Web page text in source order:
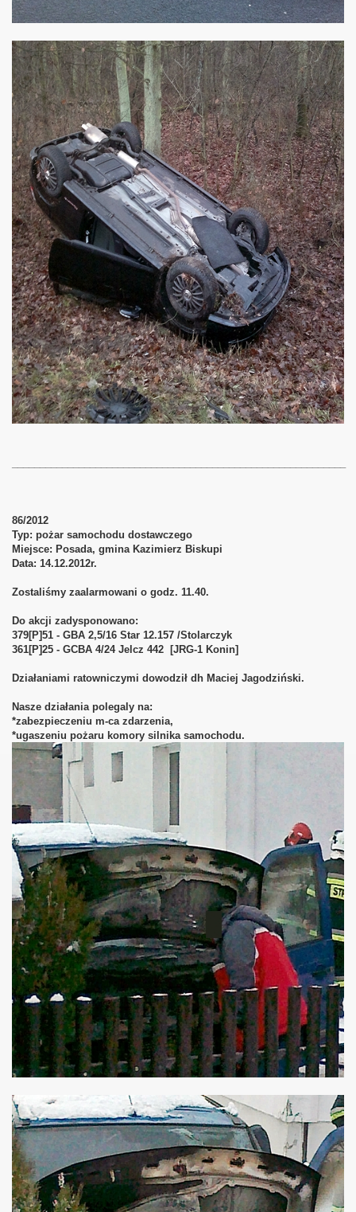
86/2012
Typ: pożar samochodu dostawczego
Miejsce: Posada, gmina Kazimierz Biskupi
Data: 14.12.2012r.
Zostaliśmy zaalarmowani o godz. 11.40.
Do akcji zadysponowano:
379[P]51 - GBA 2,5/16 Star 12.157 /Stolarczyk
361[P]25 - GCBA 4/24 Jelcz 442 [JRG-1 Konin]
Działaniami ratowniczymi dowodził dh Maciej Jagodziński.
Nasze działania polegaly na:
*zabezpieczeniu m-ca zdarzenia,
*ugaszeniu pożaru komory silnika samochodu.